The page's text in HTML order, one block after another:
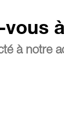
vous
à notre